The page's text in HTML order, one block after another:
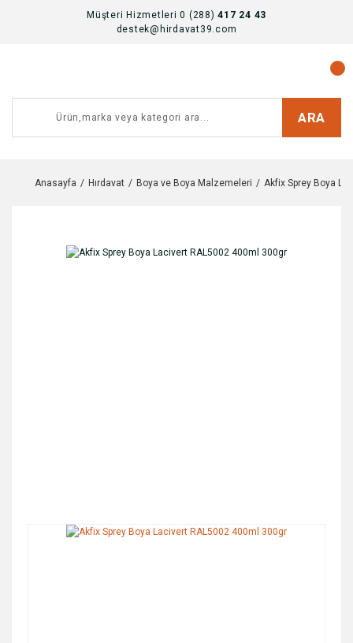
Müşteri Hizmetleri 0 (288)417 24 43
destek@hirdavat39.com
ARA
Anasayfa Hırdavat Boya ve Boya Malzemeleri Akfix Sprey Boya